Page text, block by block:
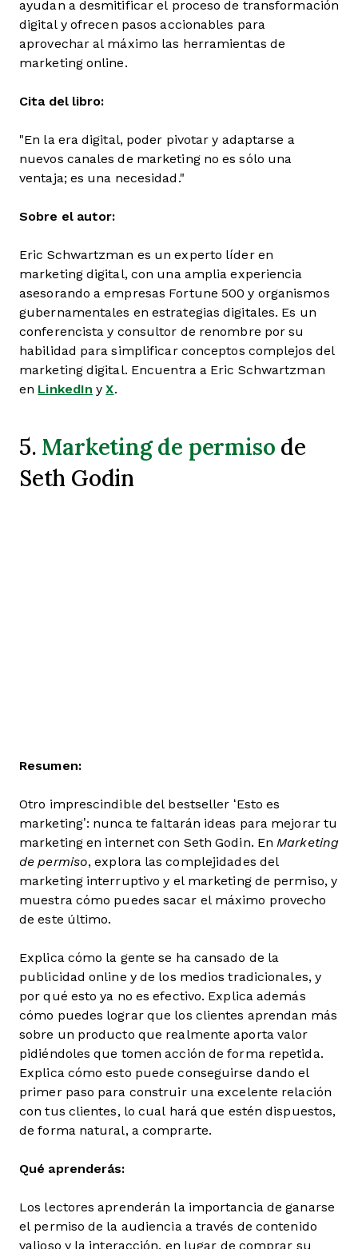
ayudan a desmitificar el proceso de transformación
digital y ofrecen pasos accionables para
aprovechar al máximo las herramientas de
marketing online.
Cita del libro:
"En la era digital, poder pivotar y adaptarse a
nuevos canales de marketing no es sólo una
ventaja; es una necesidad."
Sobre el autor:
Eric Schwartzman es un experto líder en
marketing digital, con una amplia experiencia
asesorando a empresas Fortune 500 y organismos
gubernamentales en estrategias digitales. Es un
conferencista y consultor de renombre por su
habilidad para simplificar conceptos complejos del
marketing digital. Encuentra a Eric Schwartzman
en LinkedIn yX.
5. Marketing de permiso de
Seth Godin
Resumen:
Otro imprescindible del bestseller ‘Esto es
marketing’: nunca te faltarán ideas para mejorar tu
marketing en internet con Seth Godin. En Marketing
de permiso, explora las complejidades del
marketing interruptivo y el marketing de permiso, y
muestra cómo puedes sacar el máximo provecho
de este último.
Explica cómo la gente se ha cansado de la
publicidad online y de los medios tradicionales, y
por qué esto ya no es efectivo. Explica además
cómo puedes lograr que los clientes aprendan más
sobre un producto que realmente aporta valor
pidiéndoles que tomen acción de forma repetida.
Explica cómo esto puede conseguirse dando el
primer paso para construir una excelente relación
con tus clientes, lo cual hará que estén dispuestos,
de forma natural, a comprarte.
Qué aprenderás:
Los lectores aprenderán la importancia de ganarse
el permiso de la audiencia a través de contenido
valioso y la interacción, en lugar de comprar su